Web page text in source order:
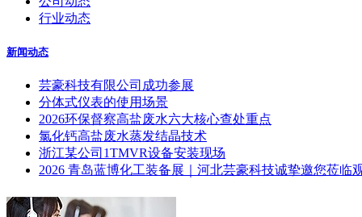
行业动态
新闻动态
芸豪科技有限公司成功参展
分体式仪表的使用场景
2026环保督察高盐废水六大核心查处重点
氯化钙高盐废水蒸发结晶技术
浙江某公司1TMVR设备安装现场
2026 青岛蓝博化工装备展｜河北芸豪科技诚挚邀您莅临